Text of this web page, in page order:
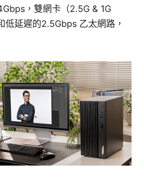
，雙網卡（2.5G & 1G
低延遲的2.5Gbps 乙太網路，